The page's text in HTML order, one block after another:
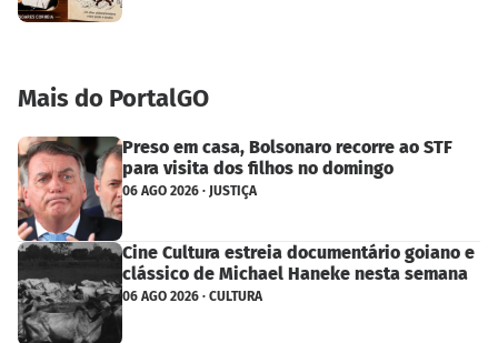
Mais do PortalGO
Preso em casa, Bolsonaro recorre ao STF
para visita dos filhos no domingo
06 AGO 2026 · JUSTIÇA
Cine Cultura estreia documentário goiano e
clássico de Michael Haneke nesta semana
06 AGO 2026 · CULTURA